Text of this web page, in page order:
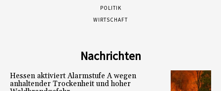
POLITIK
WIRTSCHAFT
Nachrichten
Hessen aktiviert Alarmstufe A wegen
anhaltender Trockenheit und hoher